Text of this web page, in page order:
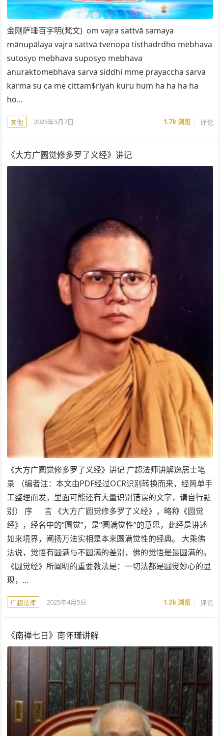
金刚萨埵百字明(梵文) om vajra sattvā samaya
mānupālaya vajra sattvā tvenopa tisthadrdho mebhava
sutosyo mebhava suposyo mebhava
anuraktomebhava sarva siddhi mme prayaccha sarva
karma su ca me cittam$riyah kuru hum ha ha ha ha
ho…
其他 2025年5月7日 1.7k浏览 评论
《大方广圆觉修多罗了义经》讲记
《大方广圆觉修多罗了义经》讲记 广超法师讲解逸居士笔
录 （编者注：本文由PDF经过OCR识别转换而来，经简单手
工整理而发，里面可能还有大量识别错误的文字，请自行甄
别） 序 言 《大方广圆觉修多罗了义经》，略称《圆觉
经》，经名中的“圆觉”，是“圆满觉性”的意思，此经是讲述
如来境界，阐扬万法实相是本来圆满觉性的经典。 大乘佛
法说，觉悟有圆满与不圆满的差别，佛的觉悟是最圆满的。
《圆觉经》所阐明的重要教法是：一切法都是圆觉妙心的显
现，…
广超法师 2025年4月5日 1.2k浏览 评论
《南禅七日》南怀瑾讲解